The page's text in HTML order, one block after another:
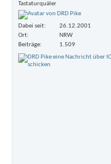
Tastaturquäler
Dabei seit
26.12.2001
Ort
NRW
Beiträge
1.509